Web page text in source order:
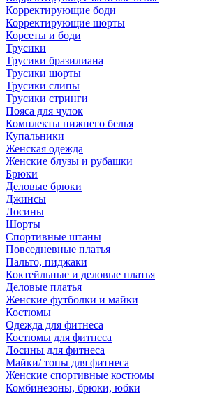
Корректирующие боди
Корректирующие шорты
Корсеты и боди
Трусики
Трусики бразилиана
Трусики шорты
Трусики слипы
Трусики стринги
Пояса для чулок
Комплекты нижнего белья
Купальники
Женская одежда
Женские блузы и рубашки
Брюки
Деловые брюки
Джинсы
Лосины
Шорты
Спортивные штаны
Повседневные платья
Пальто, пиджаки
Коктейльные и деловые платья
Деловые платья
Женские футболки и майки
Костюмы
Одежда для фитнеса
Костюмы для фитнеса
Лосины для фитнеса
Майки/ топы для фитнеса
Женские спортивные костюмы
Комбинезоны, брюки, юбки